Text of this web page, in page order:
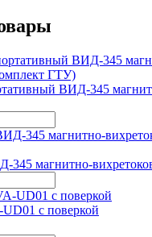
ВИД-345
345 магнитно-
с поверкой